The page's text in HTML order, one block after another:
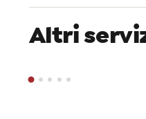
Altri
Ufficio